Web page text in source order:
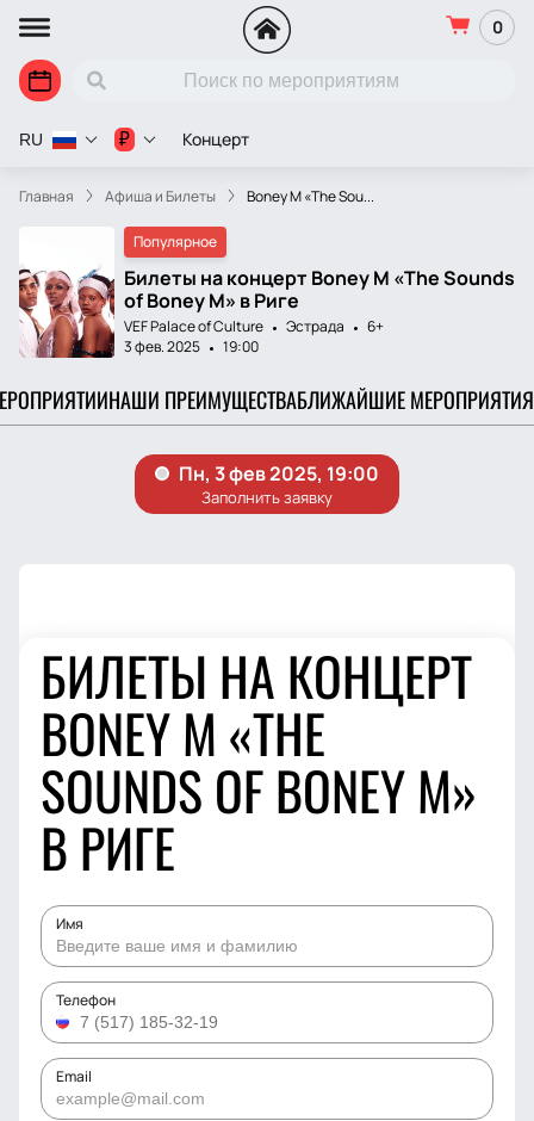
0
Концерт
RU ₽
Главная Афиша и Билеты Boney M «The Sou...
Популярное
Билеты на концерт Boney M «The Sounds
of Boney M» в Риге
VEF Palace of Culture Эстрада
6+
3 фев. 2025
19:00
НАШИ ПРЕИМУЩЕСТВАБЛИЖАЙШИЕ МЕРОПРИЯТИЯ
БИЛЕТЫ НА КОНЦЕРТ
BONEY M «THE
SOUNDS OF BONEY M»
В РИГЕ
Имя
Телефон
Email